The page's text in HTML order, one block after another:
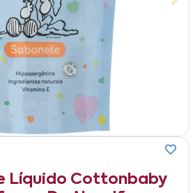
Líquido Cottonbaby